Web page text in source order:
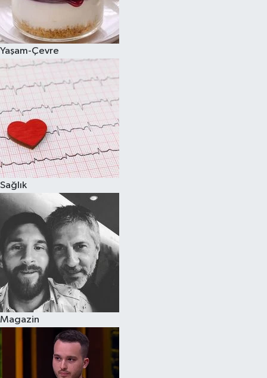
Yaşam-Çevre
Sağlık
Magazin
Burç Yorumları
Çocuk
Eğitim
Hava Durumu
Kadın
Kim kimdir?
Kültür Sanat
Sağlık
Siyaset
Teknoloji
Televizyon